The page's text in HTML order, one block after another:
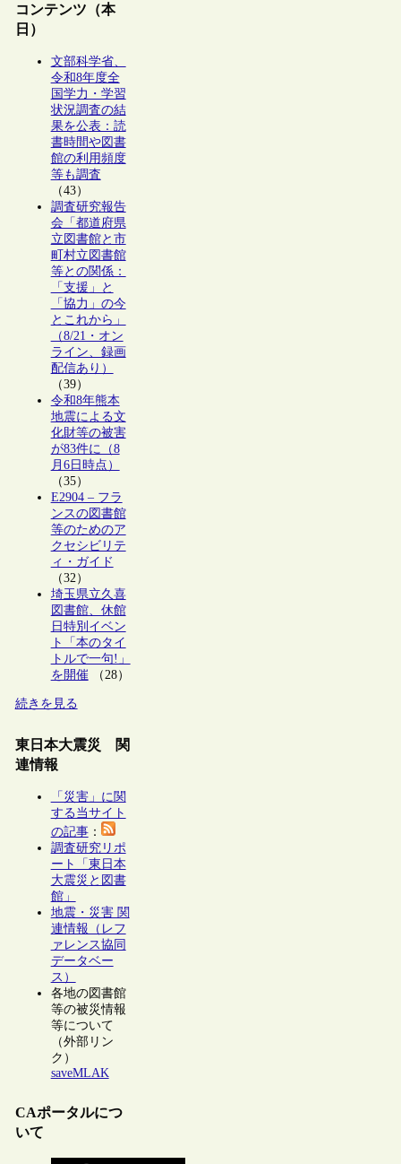
コンテンツ（本
日）
文部科学省、
令和8年度全
国学力・学習
状況調査の結
果を公表：読
書時間や図書
館の利用頻度
等も調査
（43）
調査研究報告
会「都道府県
立図書館と市
町村立図書館
等との関係：
「支援」と
「協力」の今
とこれから」
（8/21・オン
ライン、録画
配信あり）
（39）
令和8年熊本
地震による文
化財等の被害
が83件に（8
月6日時点）
（35）
E2904 – フラ
ンスの図書館
等のためのア
クセシビリテ
ィ・ガイド
（32）
埼玉県立久喜
図書館、休館
日特別イベン
ト「本のタイ
トルで一句!」
を開催（28）
続きを見る
東日本大震災 関
連情報
「災害」に関
する当サイト
の記事：
調査研究リポ
ート「東日本
大震災と図書
館」
地震・災害 関
連情報（レフ
ァレンス協同
データベー
ス）
各地の図書館
等の被災情報
等について
（外部リン
ク）
saveMLAK
CAポータルにつ
いて